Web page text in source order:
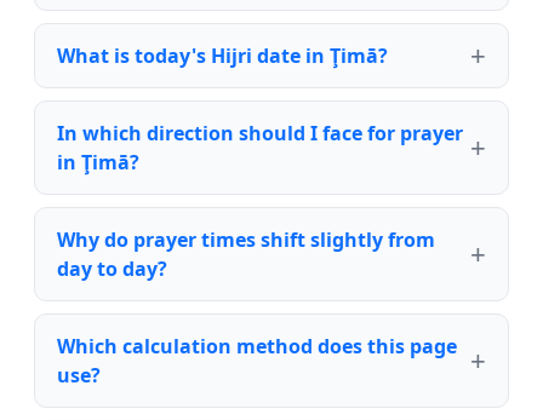
What is today's Hijri date in Ţimā?
In which direction should I face for prayer
in Ţimā?
Why do prayer times shift slightly from
day to day?
Which calculation method does this page
use?